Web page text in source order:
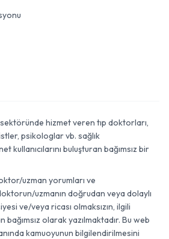
hizmet veren tıp doktorları,
psikologlar vb. sağlık
buluşturan bağımsız bir
uzman yorumları ve
uzmanın doğrudan veya dolaylı
ve/veya ricası olmaksızın, ilgili
olarak yazılmaktadır. Bu web
kamuoyunun bilgilendirilmesini